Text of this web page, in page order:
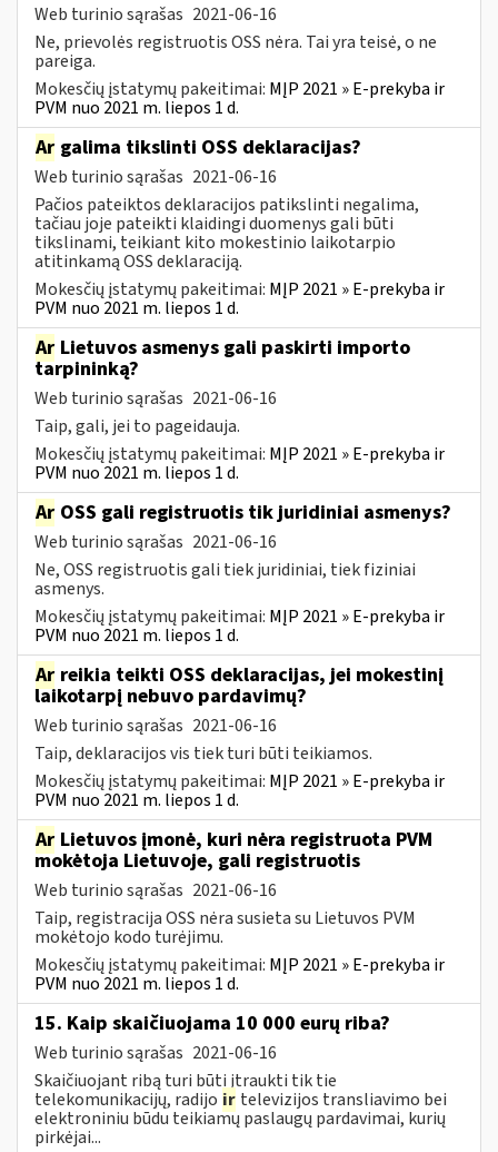
Web turinio sąrašas 2021-06-16
Ne, prievolės registruotis OSS nėra. Tai yra teisė, o ne
pareiga.
Mokesčių įstatymų pakeitimai: MĮP 2021 » E-prekyba ir
PVM nuo 2021 m. liepos 1 d.
Ar galima tikslinti OSS deklaracijas?
Web turinio sąrašas 2021-06-16
Pačios pateiktos deklaracijos patikslinti negalima,
tačiau joje pateikti klaidingi duomenys gali būti
tikslinami, teikiant kito mokestinio laikotarpio
atitinkamą OSS deklaraciją.
Mokesčių įstatymų pakeitimai: MĮP 2021 » E-prekyba ir
PVM nuo 2021 m. liepos 1 d.
Ar Lietuvos asmenys gali paskirti importo
tarpininką?
Web turinio sąrašas 2021-06-16
Taip, gali, jei to pageidauja.
Mokesčių įstatymų pakeitimai: MĮP 2021 » E-prekyba ir
PVM nuo 2021 m. liepos 1 d.
Ar OSS gali registruotis tik juridiniai asmenys?
Web turinio sąrašas 2021-06-16
Ne, OSS registruotis gali tiek juridiniai, tiek fiziniai
asmenys.
Mokesčių įstatymų pakeitimai: MĮP 2021 » E-prekyba ir
PVM nuo 2021 m. liepos 1 d.
Ar reikia teikti OSS deklaracijas, jei mokestinį
laikotarpį nebuvo pardavimų?
Web turinio sąrašas 2021-06-16
Taip, deklaracijos vis tiek turi būti teikiamos.
Mokesčių įstatymų pakeitimai: MĮP 2021 » E-prekyba ir
PVM nuo 2021 m. liepos 1 d.
Ar Lietuvos įmonė, kuri nėra registruota PVM
mokėtoja Lietuvoje, gali registruotis
Web turinio sąrašas 2021-06-16
Taip, registracija OSS nėra susieta su Lietuvos PVM
mokėtojo kodo turėjimu.
Mokesčių įstatymų pakeitimai: MĮP 2021 » E-prekyba ir
PVM nuo 2021 m. liepos 1 d.
15. Kaip skaičiuojama 10 000 eurų riba?
Web turinio sąrašas 2021-06-16
Skaičiuojant ribą turi būti įtraukti tik tie
telekomunikacijų, radijo ir televizijos transliavimo bei
elektroniniu būdu teikiamų paslaugų pardavimai, kurių
pirkėjai...